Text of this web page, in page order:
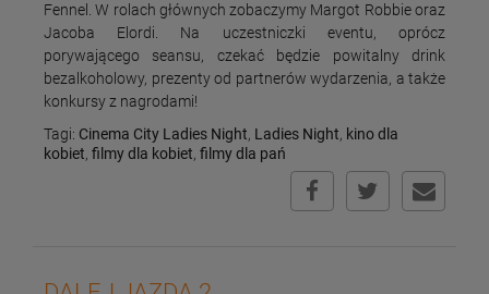
Fennel. W rolach głównych zobaczymy Margot Robbie oraz
Jacoba Elordi. Na uczestniczki eventu, oprócz
porywającego seansu, czekać będzie powitalny drink
bezalkoholowy, prezenty od partnerów wydarzenia, a także
konkursy z nagrodami!
Tagi: Cinema City Ladies Night, Ladies Night, kino dla
kobiet, filmy dla kobiet, filmy dla pań